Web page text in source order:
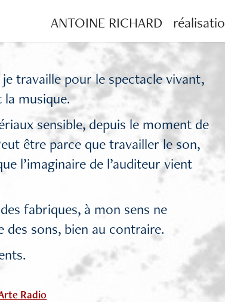
ANTOINE RICHARD
travaille pour le spectacle vivant,
la musique.
sensible, depuis le moment de
être parce que travailler le son,
l’imaginaire de l’auditeur vient
fabriques, à mon sens ne
sons, bien au contraire.
Radio